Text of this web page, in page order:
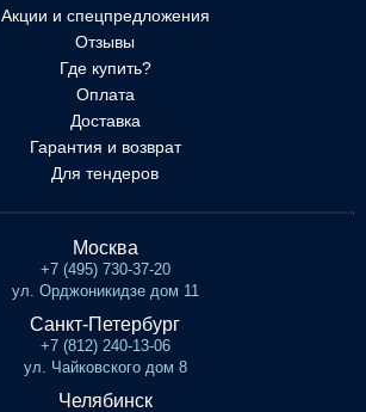
Акции и спецпредложения
Отзывы
Где купить?
Оплата
Доставка
Гарантия и возврат
Для тендеров
Москва
+7 (495) 730-37-20
ул. Орджоникидзе дом 11
Санкт-Петербург
+7 (812) 240-13-06
ул. Чайковского дом 8
Челябинск